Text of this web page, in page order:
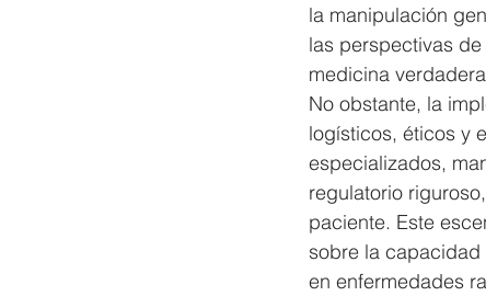
la manipulación
las perspectivas
medicina
No obstante, la
logísticos, éticos y
especializados,
regulatorio
paciente. Este
sobre la
en enfermedades